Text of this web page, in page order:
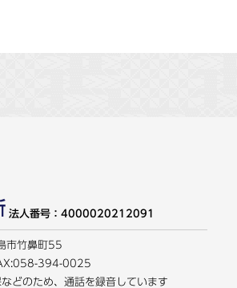
法人番号：4000020212091
市竹鼻町55
394-0025
どのため、通話を録音しています